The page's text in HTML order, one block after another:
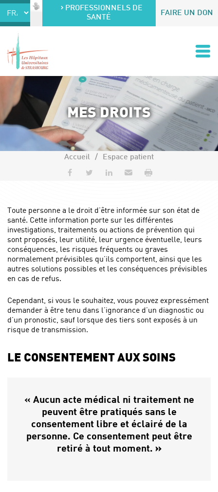
Accéder au contenu
Accéder au menuPROFESSIONNELS DE
SANTÉ
FAIRE UN DON
MES DROITS
Accueil Espace patient
Partager sur Facebook
Partager sur Twitter
Partager sur LinkedIn
Envoyer par e-mail
Toute personne a le droit d’être informée sur son état de
santé. Cette information porte sur les différentes
investigations, traitements ou actions de prévention qui
sont proposés, leur utilité, leur urgence éventuelle, leurs
conséquences, les risques fréquents ou graves
normalement prévisibles qu’ils comportent, ainsi que les
autres solutions possibles et les conséquences prévisibles
en cas de refus.
Cependant, si vous le souhaitez, vous pouvez expressément
demander à être tenu dans l’ignorance d’un diagnostic ou
d’un pronostic, sauf lorsque des tiers sont exposés à un
risque de transmission.
LE CONSENTEMENT AUX SOINS
« Aucun acte médical ni traitement ne
peuvent être pratiqués sans le
consentement libre et éclairé de la
personne. Ce consentement peut être
retiré à tout moment. »